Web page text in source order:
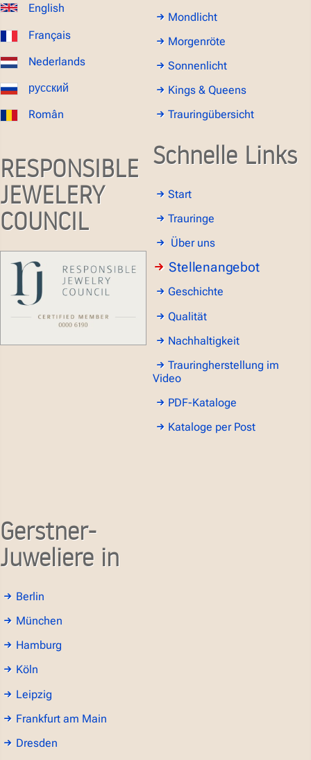
English
Français
Nederlands
русский
Român
RESPONSIBLE
JEWELERY
COUNCIL
Mondlicht
Morgenröte
Sonnenlicht
Kings & Queens
Trauringübersicht
Schnelle Links
Start
Trauringe
Über uns
Stellenangebot
Geschichte
Qualität
Nachhaltigkeit
Trauringherstellung im
Video
PDF-Kataloge
Kataloge per Post
Gerstner-
Juweliere in
Berlin
München
Hamburg
Köln
Leipzig
Frankfurt am Main
Dresden